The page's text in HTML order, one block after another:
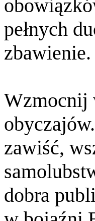
pełnych
zbawienie.
Wzmocnij
zawiść,
dobra